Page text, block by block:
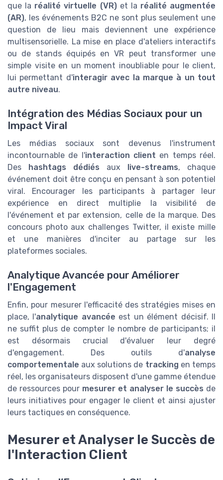
que la réalité virtuelle (VR)et la réalité augmentée
(AR), les événements B2C ne sont plus seulement une
question de lieu mais deviennent une expérience
multisensorielle. La mise en place d'ateliers interactifs
ou de stands équipés en VR peut transformer une
simple visite en un moment inoubliable pour le client,
lui permettant d'interagir avec la marque à un tout
autre niveau.
Intégration des Médias Sociaux pour un
Impact Viral
Les médias sociaux sont devenus l'instrument
incontournable de l'interaction client en temps réel.
Des hashtags dédiés aux live-streams, chaque
événement doit être conçu en pensant à son potentiel
viral. Encourager les participants à partager leur
expérience en direct multiplie la visibilité de
l'événement et par extension, celle de la marque. Des
concours photo aux challenges Twitter, il existe mille
et une manières d'inciter au partage sur les
plateformes sociales.
Analytique Avancée pour Améliorer
l'Engagement
Enfin, pour mesurer l'efficacité des stratégies mises en
place, l'analytique avancée est un élément décisif. Il
ne suffit plus de compter le nombre de participants; il
est désormais crucial d'évaluer leur degré
d'engagement. Des outils d'analyse
comportementale aux solutions de tracking en temps
réel, les organisateurs disposent d'une gamme étendue
de ressources pour mesurer et analyser le succès de
leurs initiatives pour engager le client et ainsi ajuster
leurs tactiques en conséquence.
Mesurer et Analyser le Succès de
l'Interaction Client